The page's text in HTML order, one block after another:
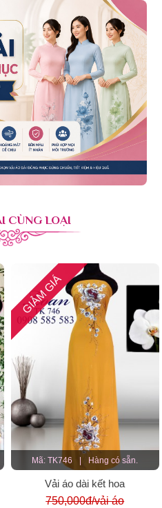
CÙNG LOẠI
Mã: TK746 | Hàng có sẵn.
GIẢM GIÁ
Vải áo dài kết hoa
750,000đ/vải áo